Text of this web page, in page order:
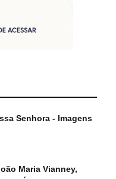
Senhora - Imagens
Maria Vianney,